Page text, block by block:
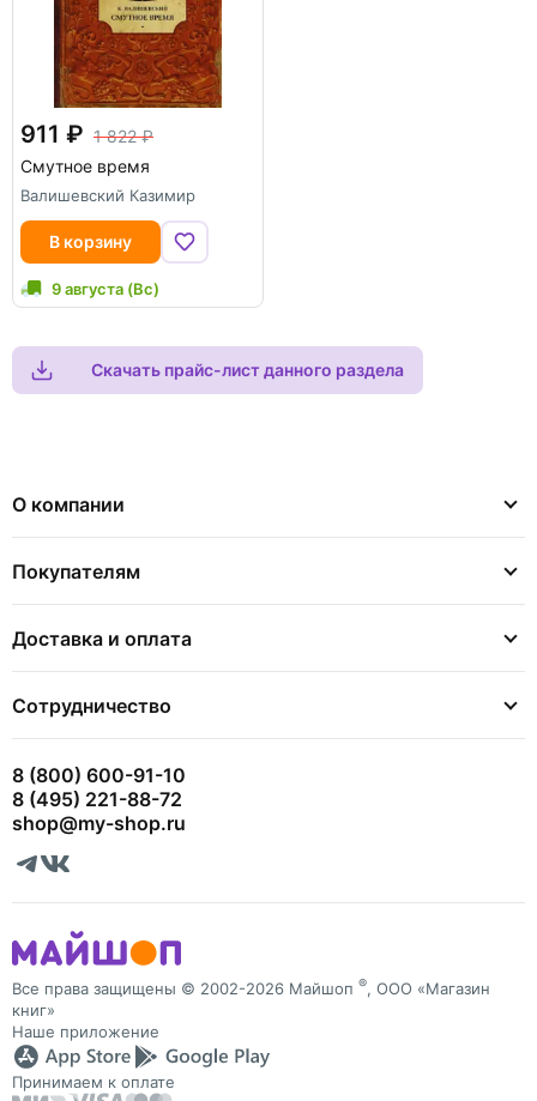
911
1 822
Смутное время
Валишевский Казимир
В корзину
9 августа (Вс)
Скачать прайс-лист данного раздела
О компании
Покупателям
Доставка и оплата
Сотрудничество
8 (800) 600-91-10
8 (495) 221-88-72
shop@my-shop.ru
Все права защищены © 2002-2026 Майшоп ®, ООО «Магазин
книг»
Наше приложение
Принимаем к оплате